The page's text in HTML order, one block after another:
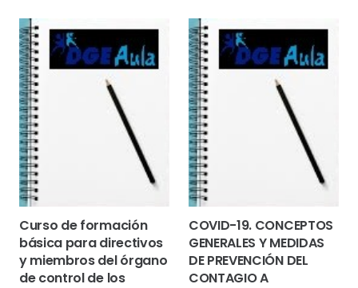
Curso de formación
básica para directivos
y miembros del órgano
de control de los
COVID-19. CONCEPTOS
GENERALES Y MEDIDAS
DE PREVENCIÓN DEL
CONTAGIO A